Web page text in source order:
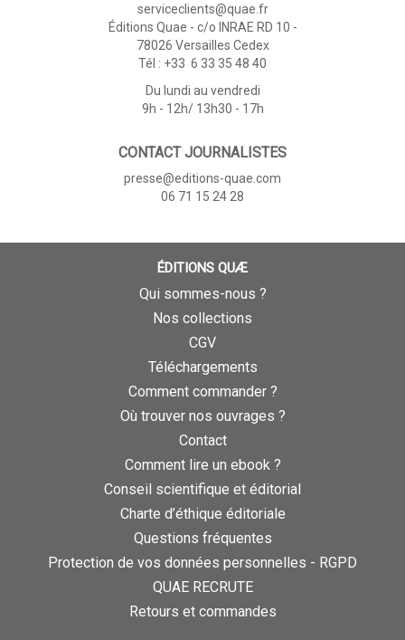
serviceclients@quae.fr
Éditions Quae - c/o INRAE RD 10 -
78026 Versailles Cedex
Tél : +33 6 33 35 48 40
Du lundi au vendredi
9h - 12h/ 13h30 - 17h
CONTACT JOURNALISTES
presse@editions-quae.com
06 71 15 24 28
ÉDITIONS QUÆ
Qui sommes-nous ?
Nos collections
CGV
Téléchargements
Comment commander ?
Où trouver nos ouvrages ?
Contact
Comment lire un ebook ?
Conseil scientifique et éditorial
Charte d’éthique éditoriale
Questions fréquentes
Protection de vos données personnelles - RGPD
QUAE RECRUTE
Retours et commandes